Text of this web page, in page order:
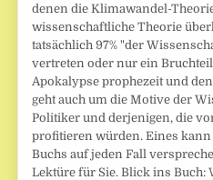
denen die Klimawandel-
wissenschaftliche Theorie
tatsächlich 97% "der
vertreten oder nur ein
Apokalypse prophezeit und
geht auch um die Motive der
Politiker und derjenigen, die
profitieren würden. Eines kann
Buchs auf jeden Fall
Lektüre für Sie. Blick ins Buch: